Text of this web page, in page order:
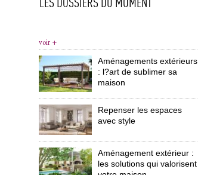
LES DOSSIERS DU MOMENT
voir +
Aménagements extérieurs
: l?art de sublimer sa
maison
Repenser les espaces
avec style
Aménagement extérieur :
les solutions qui valorisent